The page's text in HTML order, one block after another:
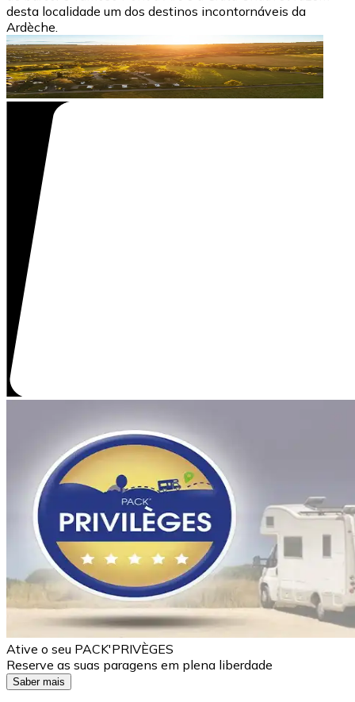
desta localidade um dos destinos incontornáveis da
Ardèche.
Ative o seu PACK'PRIVÈGES
Reserve as suas paragens em plena liberdade
Saber mais